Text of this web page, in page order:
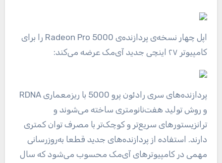
اپل چهار نسخه‌ی پردازنده‌ی Radeon Pro 5000 را برای
کامپیوتر ۲۷ اینچی جدید آی‌مک عرضه می‌کند:
پردازنده‌های سری رادئون پرو 5000 با ریزمعماری RDNA
و روش تولید هفت‌نانومتری ساخته می‌شوند و
ترانزیستورهای سریع‌تر و کوچک‌تر با مصرف توان کمتری
دارند. استفاده از پردازنده‌های جدید قطعا به‌روزرسانی
مهمی در کامپیوترهای آی‌مک محسوب می‌شود که سال